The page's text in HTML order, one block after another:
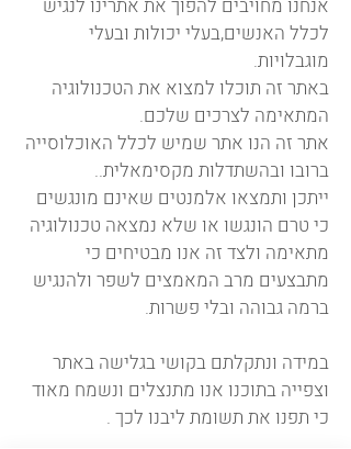
אנחנו מחויבים להפוך את אתרינו לנגיש
לכלל האנשים,בעלי יכולות ובעלי
מוגבלויות.
באתר זה תוכלו למצוא את הטכנולוגיה
המתאימה לצרכים שלכם.
אתר זה הנו אתר שמיש לכלל האוכלוסייה
ברובו ובהשתדלות מקסימאלית..
ייתכן ותמצאו אלמנטים שאינם מונגשים
כי טרם הונגשו או שלא נמצאה טכנולוגיה
מתאימה ולצד זה אנו מבטיחים כי
מתבצעים מרב המאמצים לשפר ולהנגיש
ברמה גבוהה ובלי פשרות.
במידה ונתקלתם בקושי בגלישה באתר
וצפייה בתוכנו אנו מתנצלים ונשמח מאוד
כי תפנו את תשומת ליבנו לכך .